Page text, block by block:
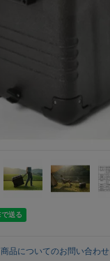
商品についてのお問い合わせ